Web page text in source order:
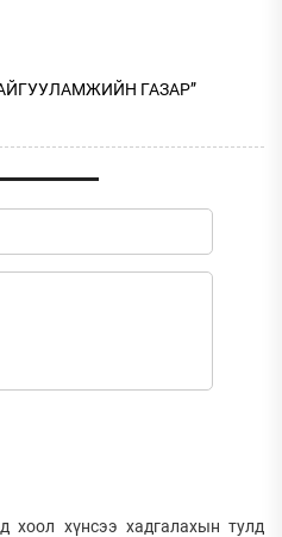
ГАЗАР”
хоол хүнсээ хадгалахын тулд